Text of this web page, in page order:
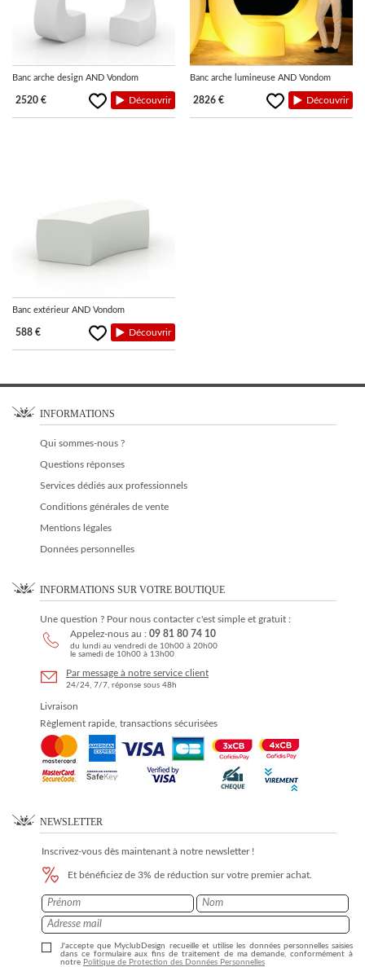
Banc arche design AND Vondom
2520 € Découvrir
Banc arche lumineuse AND Vondom
2826 € Découvrir
Banc extérieur AND Vondom
588 € Découvrir
INFORMATIONS
Qui sommes-nous ?
Questions réponses
Services dédiés aux professionnels
Conditions générales de vente
Mentions légales
Données personnelles
INFORMATIONS SUR VOTRE BOUTIQUE
Une question ? Pour nous contacter c'est simple et gratuit :
Appelez-nous au : 09 81 80 74 10
du lundi au vendredi de 10h00 à 20h00
le samedi de 10h00 à 13h00
Par message à notre service client
24/24, 7/7, réponse sous 48h
Livraison
Règlement rapide, transactions sécurisées
NEWSLETTER
Inscrivez-vous dès maintenant à notre newsletter !
Et bénéficiez de 3% de réduction sur votre premier achat.
J'accepte que MyclubDesign recueille et utilise les données personnelles saisies
dans ce formulaire aux fins de traitement de ma demande, conformément à
notre Politique de Protection des Données Personnelles